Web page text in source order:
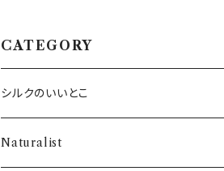
CATEGORY
シルクのいいとこ
・SILKシャツ
Naturalist